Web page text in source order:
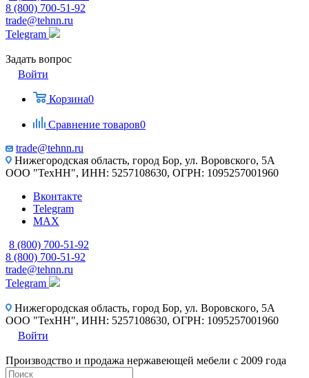
8 (800) 700-51-92
trade@tehnn.ru
Telegram
Задать вопрос
Войти
Корзина0
Сравнение товаров0
trade@tehnn.ru
Нижегородская область, город Бор, ул. Воровского, 5А
ООО "ТехНН", ИНН: 5257108630, ОГРН: 1095257001960
Вконтакте
Telegram
MAX
8 (800) 700-51-92
8 (800) 700-51-92
trade@tehnn.ru
Telegram
Нижегородская область, город Бор, ул. Воровского, 5А
ООО "ТехНН", ИНН: 5257108630, ОГРН: 1095257001960
Войти
Производство и продажа нержавеющей мебели с 2009 года